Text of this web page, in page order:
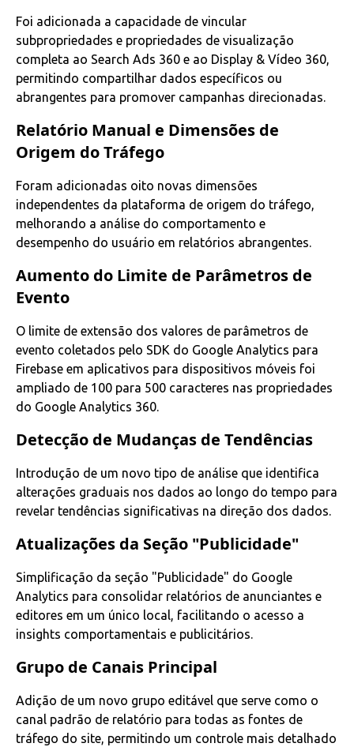
Foi adicionada a capacidade de vincular
subpropriedades e propriedades de visualização
completa ao Search Ads 360 e ao Display & Vídeo 360,
permitindo compartilhar dados específicos ou
abrangentes para promover campanhas direcionadas.
Relatório Manual e Dimensões de
Origem do Tráfego
Foram adicionadas oito novas dimensões
independentes da plataforma de origem do tráfego,
melhorando a análise do comportamento e
desempenho do usuário em relatórios abrangentes.
Aumento do Limite de Parâmetros de
Evento
O limite de extensão dos valores de parâmetros de
evento coletados pelo SDK do Google Analytics para
Firebase em aplicativos para dispositivos móveis foi
ampliado de 100 para 500 caracteres nas propriedades
do Google Analytics 360.
Detecção de Mudanças de Tendências
Introdução de um novo tipo de análise que identifica
alterações graduais nos dados ao longo do tempo para
revelar tendências significativas na direção dos dados.
Atualizações da Seção "Publicidade"
Simplificação da seção "Publicidade" do Google
Analytics para consolidar relatórios de anunciantes e
editores em um único local, facilitando o acesso a
insights comportamentais e publicitários.
Grupo de Canais Principal
Adição de um novo grupo editável que serve como o
canal padrão de relatório para todas as fontes de
tráfego do site, permitindo um controle mais detalhado